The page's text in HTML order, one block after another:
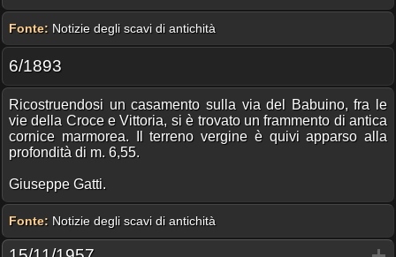
Fonte: Notizie degli scavi di antichità
6/1893
Ricostruendosi un casamento sulla via del Babuino, fra le
vie della Croce e Vittoria, si è trovato un frammento di antica
cornice marmorea. Il terreno vergine è quivi apparso alla
profondità di m. 6,55.
Giuseppe Gatti.
Fonte: Notizie degli scavi di antichità